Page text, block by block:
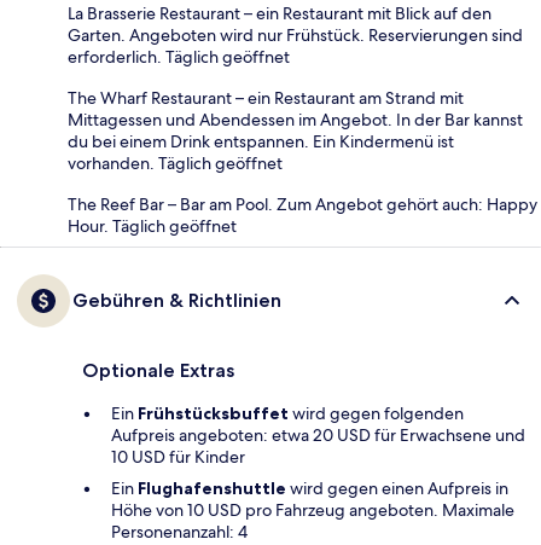
La Brasserie Restaurant – ein Restaurant mit Blick auf den
Garten. Angeboten wird nur Frühstück. Reservierungen sind
erforderlich. Täglich geöffnet
The Wharf Restaurant – ein Restaurant am Strand mit
Mittagessen und Abendessen im Angebot. In der Bar kannst
du bei einem Drink entspannen. Ein Kindermenü ist
vorhanden. Täglich geöffnet
The Reef Bar – Bar am Pool. Zum Angebot gehört auch: Happy
Hour. Täglich geöffnet
Gebühren & Richtlinien
Optionale Extras
Ein Frühstücksbuffet wird gegen folgenden
Aufpreis angeboten: etwa 20 USD für Erwachsene und
10 USD für Kinder
Ein Flughafenshuttle wird gegen einen Aufpreis in
Höhe von 10 USD pro Fahrzeug angeboten. Maximale
Personenanzahl: 4